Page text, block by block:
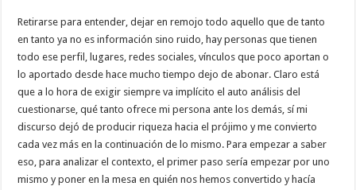
Retirarse para entender, dejar en remojo todo aquello que de tanto
en tanto ya no es información sino ruido, hay personas que tienen
todo ese perfil, lugares, redes sociales, vínculos que poco aportan o
lo aportado desde hace mucho tiempo dejo de abonar. Claro está
que a lo hora de exigir siempre va implícito el auto análisis del
cuestionarse, qué tanto ofrece mi persona ante los demás, sí mi
discurso dejó de producir riqueza hacia el prójimo y me convierto
cada vez más en la continuación de lo mismo. Para empezar a saber
eso, para analizar el contexto, el primer paso sería empezar por uno
mismo y poner en la mesa en quién nos hemos convertido y hacía